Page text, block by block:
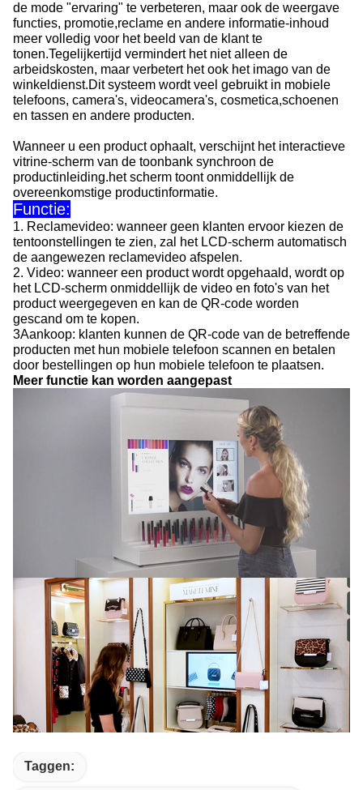
de mode "ervaring" te verbeteren, maar ook de weergave
functies, promotie,reclame en andere informatie-inhoud
meer volledig voor het beeld van de klant te
tonen.Tegelijkertijd vermindert het niet alleen de
arbeidskosten, maar verbetert het ook het imago van de
winkeldienst.Dit systeem wordt veel gebruikt in mobiele
telefoons, camera's, videocamera's, cosmetica,schoenen
en tassen en andere producten.
Wanneer u een product ophaalt, verschijnt het interactieve
vitrine-scherm van de toonbank synchroon de
productinleiding.het scherm toont onmiddellijk de
overeenkomstige productinformatie.
Functie:
1. Reclamevideo: wanneer geen klanten ervoor kiezen de
tentoonstellingen te zien, zal het LCD-scherm automatisch
de aangewezen reclamevideo afspelen.
2. Video: wanneer een product wordt opgehaald, wordt op
het LCD-scherm onmiddellijk de video en foto's van het
product weergegeven en kan de QR-code worden
gescand om te kopen.
3Aankoop: klanten kunnen de QR-code van de betreffende
producten met hun mobiele telefoon scannen en betalen
door bestellingen op hun mobiele telefoon te plaatsen.
Meer functie kan worden aangepast
Taggen: